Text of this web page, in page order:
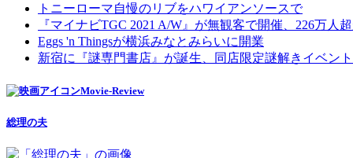
トニーローマ自慢のリブをハワイアンソースで
『マイナビTGC 2021 A/W』が無観客で開催、226万人
Eggs 'n Thingsが横浜みなとみらいに開業
新宿に『謎専門書店』が誕生、同店限定謎解きイベン
Movie-Review
総理の夫